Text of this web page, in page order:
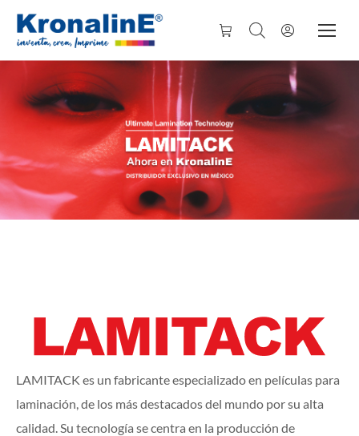
LAMITACK es un fabricante especializado en películas para
laminación, de los más destacados del mundo por su alta
calidad. Su tecnología se centra en la producción de